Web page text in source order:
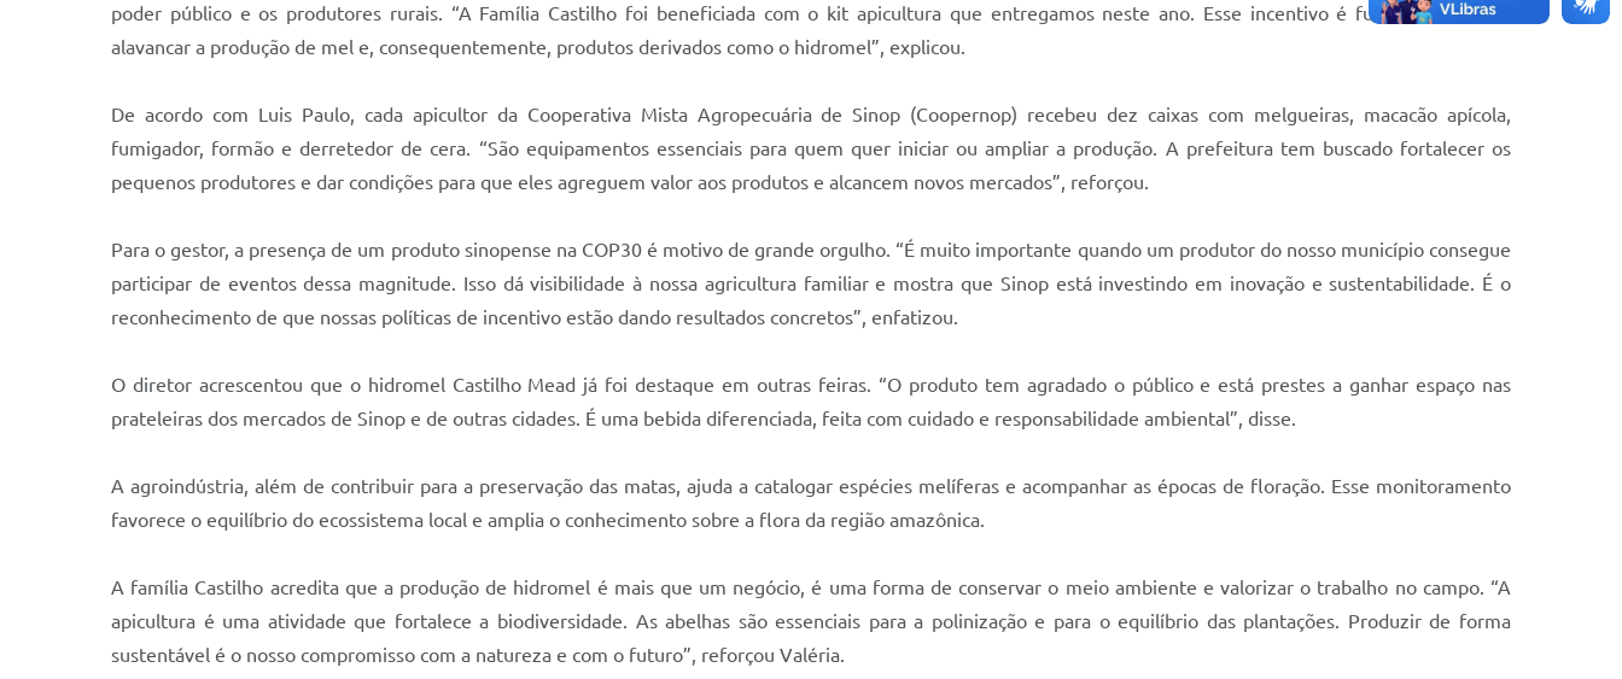
poder público e os produtores rurais. “A Família Castilho foi beneficiada com o kit apicultura que entregamos neste ano. Esse incentivo é fundamental para
alavancar a produção de mel e, consequentemente, produtos derivados como o hidromel”, explicou.
De acordo com Luis Paulo, cada apicultor da Cooperativa Mista Agropecuária de Sinop (Coopernop) recebeu dez caixas com melgueiras, macacão apícola,
fumigador, formão e derretedor de cera. “São equipamentos essenciais para quem quer iniciar ou ampliar a produção. A prefeitura tem buscado fortalecer os
pequenos produtores e dar condições para que eles agreguem valor aos produtos e alcancem novos mercados”, reforçou.
Para o gestor, a presença de um produto sinopense na COP30 é motivo de grande orgulho. “É muito importante quando um produtor do nosso município consegue
participar de eventos dessa magnitude. Isso dá visibilidade à nossa agricultura familiar e mostra que Sinop está investindo em inovação e sustentabilidade. É o
reconhecimento de que nossas políticas de incentivo estão dando resultados concretos”, enfatizou.
O diretor acrescentou que o hidromel Castilho Mead já foi destaque em outras feiras. “O produto tem agradado o público e está prestes a ganhar espaço nas
prateleiras dos mercados de Sinop e de outras cidades. É uma bebida diferenciada, feita com cuidado e responsabilidade ambiental”, disse.
A agroindústria, além de contribuir para a preservação das matas, ajuda a catalogar espécies melíferas e acompanhar as épocas de floração. Esse monitoramento
favorece o equilíbrio do ecossistema local e amplia o conhecimento sobre a flora da região amazônica.
A família Castilho acredita que a produção de hidromel é mais que um negócio, é uma forma de conservar o meio ambiente e valorizar o trabalho no campo. “A
apicultura é uma atividade que fortalece a biodiversidade. As abelhas são essenciais para a polinização e para o equilíbrio das plantações. Produzir de forma
sustentável é o nosso compromisso com a natureza e com o futuro”, reforçou Valéria.